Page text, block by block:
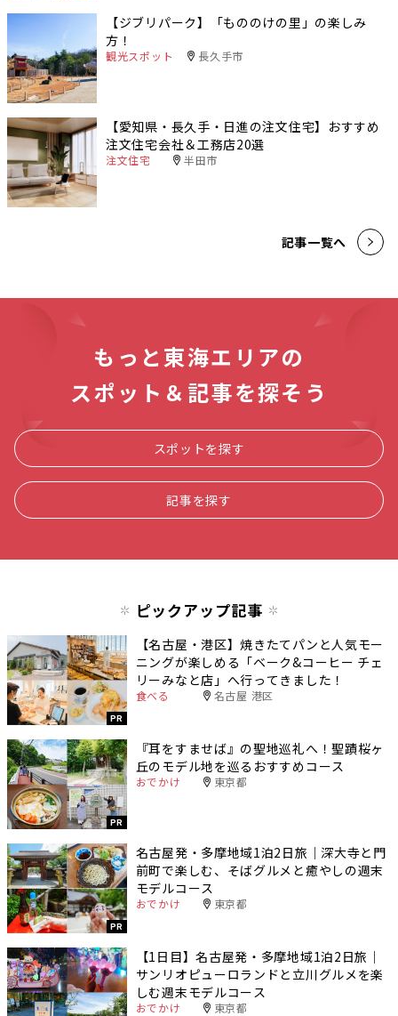
【ジブリパーク】「もののけの里」の楽しみ
方！
観光スポット 長久手市
【愛知県・長久手・日進の注文住宅】おすすめ
注文住宅会社＆工務店20選
注文住宅 半田市
記事一覧へ
もっと東海エリアの
スポット＆記事を探そう
スポットを探す
記事を探す
ピックアップ記事
PR
【名古屋・港区】焼きたてパンと人気モー
ニングが楽しめる「ベーク&コーヒー チェ
リーみなと店」へ行ってきました！
食べる 名古屋 港区
PR
『耳をすませば』の聖地巡礼へ！聖蹟桜ヶ
丘のモデル地を巡るおすすめコース
おでかけ 東京都
PR
名古屋発・多摩地域1泊2日旅｜深大寺と門
前町で楽しむ、そばグルメと癒やしの週末
モデルコース
おでかけ 東京都
【1日目】名古屋発・多摩地域1泊2日旅｜
サンリオピューロランドと立川グルメを楽
しむ週末モデルコース
おでかけ 東京都